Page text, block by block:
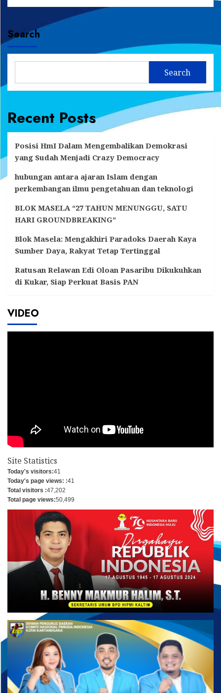
Search
Search
Recent Posts
Posisi HmI Dalam Mengembalikan Demokrasi
yang Sudah Menjadi Crazy Democracy
hubungan antara ajaran Islam dengan
perkembangan ilmu pengetahuan dan teknologi
BLOK MASELA “27 TAHUN MENUNGGU, SATU
HARI GROUNDBREAKING”
Blok Masela: Mengakhiri Paradoks Daerah Kaya
Sumber Daya, Rakyat Tetap Tertinggal
Ratusan Relawan Edi Oloan Pasaribu Dikukuhkan
di Kukar, Siap Perkuat Basis PAN
VIDEO
Site Statistics
Today's visitors:41
Today's page views: :41
Total visitors :47,202
Total page views:50,499